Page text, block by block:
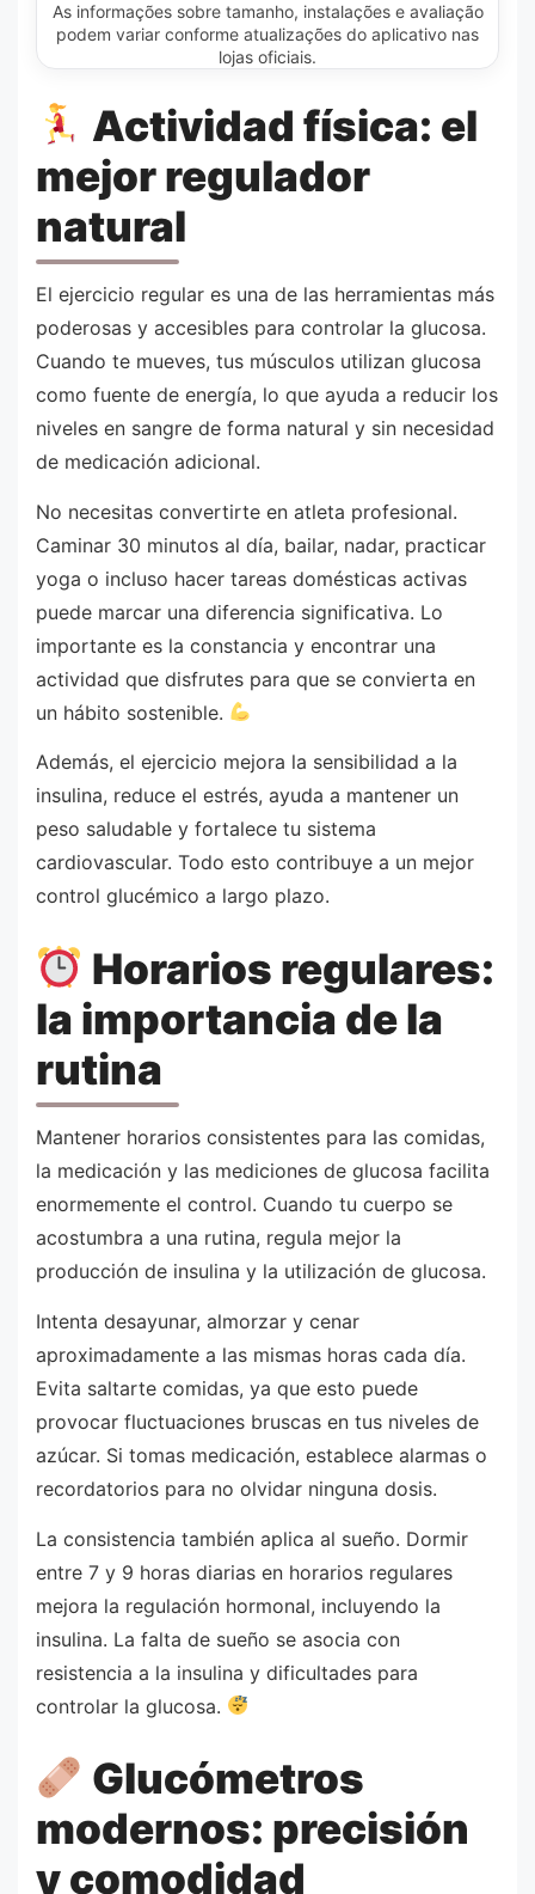
As informações sobre tamanho, instalações e avaliação
podem variar conforme atualizações do aplicativo nas
lojas oficiais.
Actividad física: el
mejor regulador
natural
El ejercicio regular es una de las herramientas más
poderosas y accesibles para controlar la glucosa.
Cuando te mueves, tus músculos utilizan glucosa
como fuente de energía, lo que ayuda a reducir los
niveles en sangre de forma natural y sin necesidad
de medicación adicional.
No necesitas convertirte en atleta profesional.
Caminar 30 minutos al día, bailar, nadar, practicar
yoga o incluso hacer tareas domésticas activas
puede marcar una diferencia significativa. Lo
importante es la constancia y encontrar una
actividad que disfrutes para que se convierta en
un hábito sostenible.
Además, el ejercicio mejora la sensibilidad a la
insulina, reduce el estrés, ayuda a mantener un
peso saludable y fortalece tu sistema
cardiovascular. Todo esto contribuye a un mejor
control glucémico a largo plazo.
Horarios regulares:
la importancia de la
rutina
Mantener horarios consistentes para las comidas,
la medicación y las mediciones de glucosa facilita
enormemente el control. Cuando tu cuerpo se
acostumbra a una rutina, regula mejor la
producción de insulina y la utilización de glucosa.
Intenta desayunar, almorzar y cenar
aproximadamente a las mismas horas cada día.
Evita saltarte comidas, ya que esto puede
provocar fluctuaciones bruscas en tus niveles de
azúcar. Si tomas medicación, establece alarmas o
recordatorios para no olvidar ninguna dosis.
La consistencia también aplica al sueño. Dormir
entre 7 y 9 horas diarias en horarios regulares
mejora la regulación hormonal, incluyendo la
insulina. La falta de sueño se asocia con
resistencia a la insulina y dificultades para
controlar la glucosa.
Glucómetros
modernos: precisión
y comodidad